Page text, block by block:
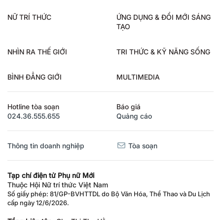
NỮ TRÍ THỨC
ỨNG DỤNG & ĐỔI MỚI SÁNG
TẠO
NHÌN RA THẾ GIỚI TRI THỨC & KỸ NĂNG SỐNG
BÌNH ĐẲNG GIỚI MULTIMEDIA
Hotline tòa soạn
024.36.555.655
Báo giá
Quảng cáo
Thông tin doanh nghiệp Tòa soạn
Tạp chí điện tử Phụ nữ Mới
Thuộc Hội Nữ trí thức Việt Nam
Số giấy phép: 81/GP-BVHTTDL do Bộ Văn Hóa, Thể Thao và Du Lịch
cấp ngày 12/6/2026.